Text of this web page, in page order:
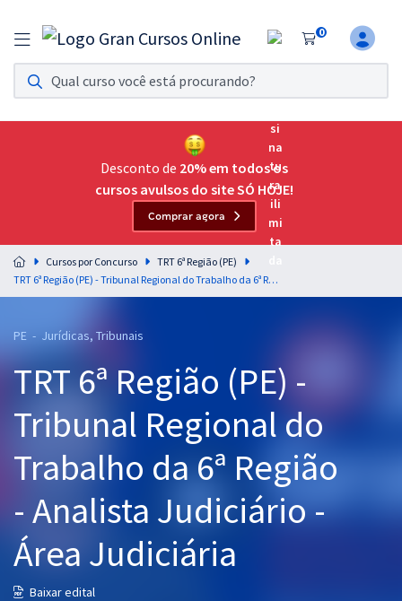
0
Assinatura Ilimitada 11
Acesso a todos os cursos. Teste grátis por 7 dias!
Assinatura OAB Até Passar
Acesso ilimitado a toda preparação para o Exame da
Residências Multiprofissionais
Preparação completa e intensiva para as principais
residências em saúde do Brasil
Cursos 20% OFF
Pós
Graduação
OAB
Mentorias
Questões grátis
Desconto de 20% em todos os
cursos avulsos do site SÓ HOJE!
Comprar agora
Cursos por Concurso
TRT 6ª Região (PE)
TRT 6ª Região (PE) - Tribunal Regional do Trabalho da 6ª Região - Analista Judiciário - Área Judiciária
PE - Jurídicas, Tribunais
TRT 6ª Região (PE) -
Tribunal Regional do
Trabalho da 6ª Região
- Analista Judiciário -
Área Judiciária
Baixar edital